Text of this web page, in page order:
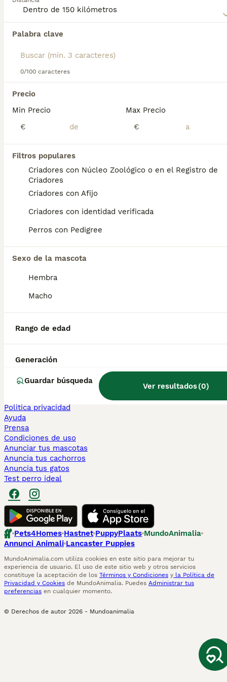
Palabra clave
0/100 caracteres
Precio
Min Precio
€
Max Precio
€
Filtros populares
Criadores con Núcleo Zoológico o en el Registro de
Criadores
Criadores con Afijo
Criadores con identidad verificada
Perros con Pedigree
Sexo de la mascota
Hembra
Macho
Rango de edad
Generación
Guardar búsqueda
Ver resultados(0)
con su familia. Su gran resistencia y nobleza lo hacen ideal
Encontramos 0 Mastín Español Perros en
Si deseas exactamente esta búsqueda guarda tu
búsqueda y espera el resultado perfecto:
Perros Cachorros En Venta
Chihuahua en venta
Bichón Maltés en venta
Border Collie en venta
Teckel en venta
Caniche Toy en venta
Bosque de Noruega en venta
Sphynx en venta
Maine Coon en venta
Persa en venta
Teckel en Barcelona
Chihuahua en Sevilla
Perros en adopcion
Información
Politica privacidad
Ayuda
Prensa
Condiciones de uso
Anunciar tus mascotas
Anuncia tus cachorros
Anuncia tus gatos
Test perro ideal
Pets4Homes Hastnet PuppyPlaats MundoAnimalia
Annunci Animali Lancaster Puppies
MundoAnimalia.com utiliza cookies en este sitio para mejorar tu
experiencia de usuario. El uso de este sitio web y otros servicios
constituye la aceptación de los Términos y Condiciones y la Política de
Privacidad y Cookies de MundoAnimalia. Puedes Administrar tus
preferencias en cualquier momento.
© Derechos de autor 2026 - Mundoanimalia